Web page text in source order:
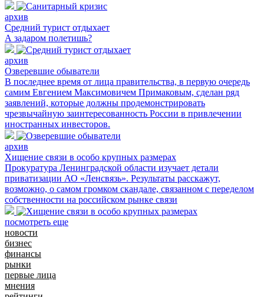
архив
Средний турист отдыхает
А задаром полетишь?
архив
Озверевшие обыватели
В последнее время от лица правительства, в первую очередь
самим Евгением Максимовичем Примаковым, сделан ряд
заявлений, которые должны продемонстрировать
чрезвычайную заинтересованность России в привлечении
иностранных инвесторов.
архив
Хищение связи в особо крупных размерах
Прокуратура Ленинградской области изучает детали
приватизации АО «Ленсвязь». Результаты расскажут,
возможно, о самом громком скандале, связанном с переделом
собственности на российском рынке связи
посмотреть еще
новости
бизнес
финансы
рынки
первые лица
мнения